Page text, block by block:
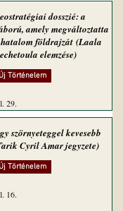
dosszié: a
amely megváltoztatta
földrajzát (Laala
elemzése)
Új Történelem
29.
szörnyeteggel kevesebb
Cyril Amar jegyzete)
Új Történelem
16.